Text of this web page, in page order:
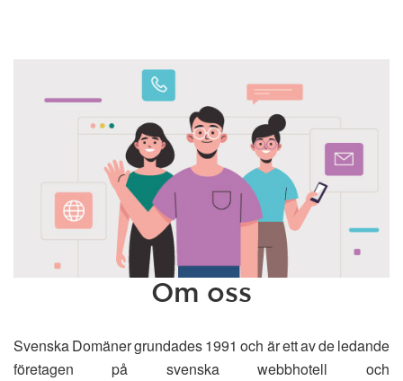
Om oss
Svenska Domäner grundades 1991 och är ett av de ledande
företagen på svenska webbhotell och